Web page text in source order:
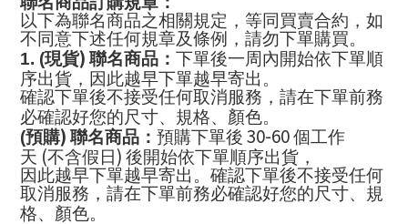
以下為聯名商品之相關規定，等同買賣合約，如
不同意下述任何規章及條例，請勿下單購買。
1. (現貨) 聯名商品： 下單後一周內開始依下單順
序出貨，因此越早下單越早寄出。
確認下單後不接受任何取消服務，請在下單前務
必確認好您的尺寸、規格、顏色。
(預購) 聯名商品： 預購下單後 30-60個工作
天 (不含假日) 後開始依下單順序出貨，
因此越早下單越早寄出。確認下單後不接受任何
取消服務，請在下單前務必確認好您的尺寸、規
格、顏色。